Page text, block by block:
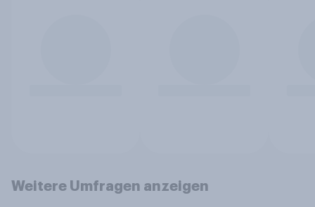
Weitere Umfragen anzeigen